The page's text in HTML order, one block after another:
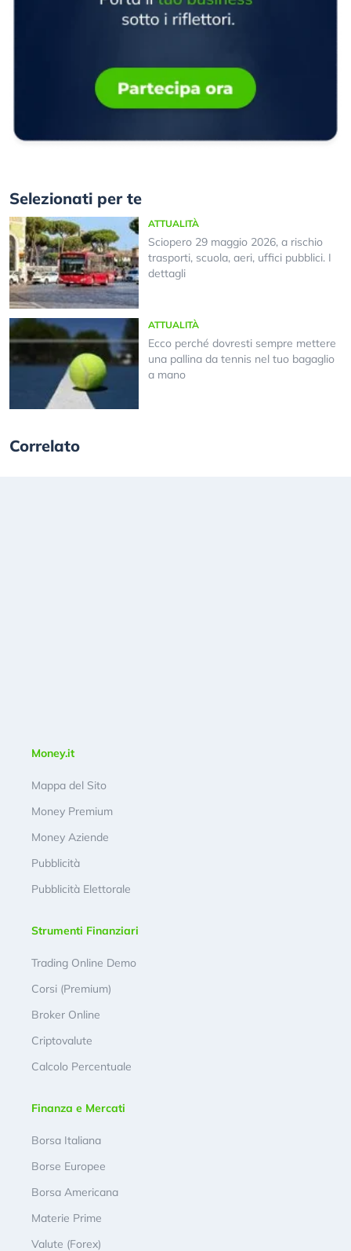
Selezionati per te
ATTUALITÀ
Sciopero 29 maggio 2026, a rischio
trasporti, scuola, aeri, uffici pubblici. I
dettagli
ATTUALITÀ
Ecco perché dovresti sempre mettere
una pallina da tennis nel tuo bagaglio
a mano
Correlato
Money.it
Mappa del Sito
Money Premium
Money Aziende
Pubblicità
Pubblicità Elettorale
Strumenti Finanziari
Trading Online Demo
Corsi (Premium)
Broker Online
Criptovalute
Calcolo Percentuale
Finanza e Mercati
Borsa Italiana
Borse Europee
Borsa Americana
Materie Prime
Valute (Forex)